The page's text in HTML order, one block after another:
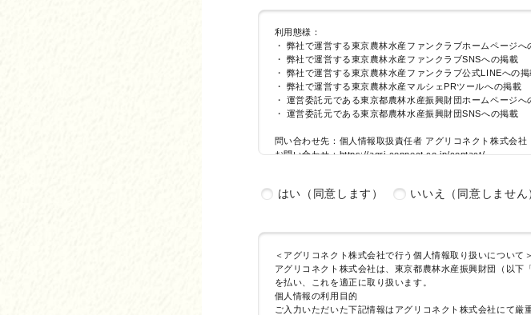
利用態様：
・ 弊社で運営する東京農林水産ファンクラブホームページへ
・ 弊社で運営する東京農林水産ファンクラブSNSへの掲載
・ 弊社で運営する東京農林水産ファンクラブ公式LINEへの掲
・ 弊社で運営する東京農林水産マルシェPRツールへの掲載
・ 運営委託元である東京都農林水産振興財団ホームページへ
・ 運営委託元である東京都農林水産振興財団SNSへの掲載
問い合わせ先：個人情報取扱責任者 アグリコネクト株式会社
お問い合わせ：https://agri-connect.co.jp/contact/
申請があった画像について、東京農林水産ファンクラブに
はい（同意します） いいえ（同意しません
＜アグリコネクト株式会社で行う個人情報取り扱いについて＞
アグリコネクト株式会社は、東京都農林水産振興財団（以
を払い、これを適正に取り扱います。
個人情報の利用目的
ご入力いただいた下記情報はアグリコネクト株式会社にて厳